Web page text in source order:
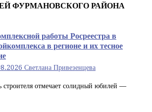
ФУРМАНОВСКОГО РАЙОНА
работы Росреестра в
в регионе и их тесное
Светлана Привезенцева
строителя отмечает солидный юбилей —